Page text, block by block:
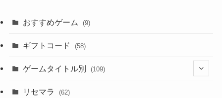
おすすめゲーム (9)
ギフトコード (58)
ゲームタイトル別 (109)
(2)
リセマラ (62)